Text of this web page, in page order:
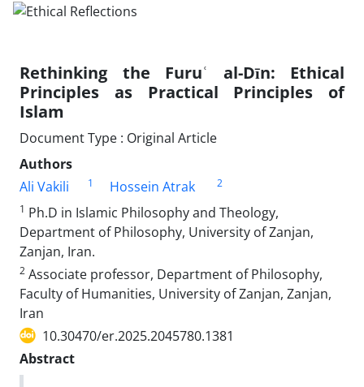
Rethinking the Furuʿ al-Dīn: Ethical
Principles as Practical Principles of
Islam
Document Type : Original Article
Authors
Ali Vakili
1 Hossein Atrak
2
1 Ph.D in Islamic Philosophy and Theology,
Department of Philosophy, University of Zanjan,
Zanjan, Iran.
2 Associate professor, Department of Philosophy,
Faculty of Humanities, University of Zanjan, Zanjan,
Iran
10.30470/er.2025.2045780.1381
Abstract